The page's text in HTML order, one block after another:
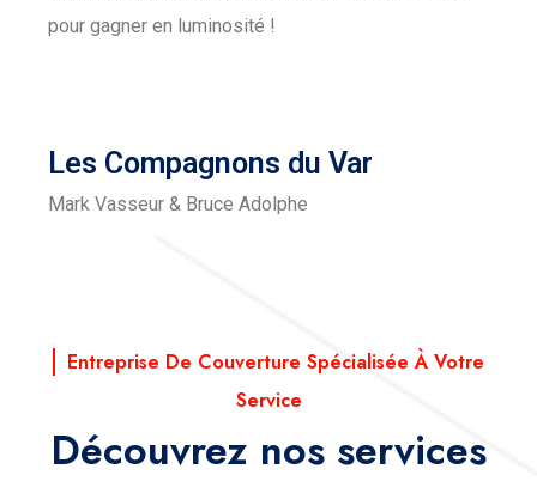
pour gagner en luminosité !
Les Compagnons du Var
Mark Vasseur & Bruce Adolphe
Entreprise De Couverture Spécialisée À Votre
Service
Découvrez nos services